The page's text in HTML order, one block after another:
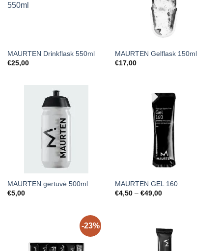
MAURTEN Drinkflask 550ml
€25,00
MAURTEN Gelflask 150ml
€17,00
MAURTEN gertuvė 500ml
€5,00
MAURTEN GEL 160
€4,50 – €49,00Price
-23%